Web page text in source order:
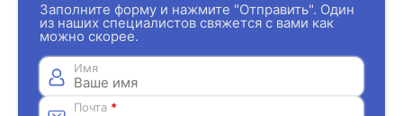
Заполните форму и нажмите "Отправить". Один
из наших специалистов свяжется с вами как
можно скорее.
Имя
Почта *